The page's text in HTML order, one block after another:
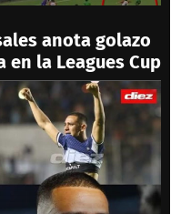
anota golazo
en la Leagues Cup